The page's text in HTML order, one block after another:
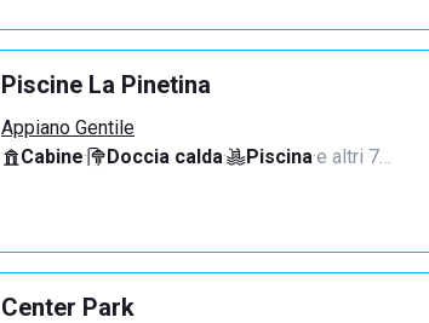
Piscine La Pinetina
Appiano Gentile
Cabine· Doccia calda· Piscina·e altri 7…
Center Park